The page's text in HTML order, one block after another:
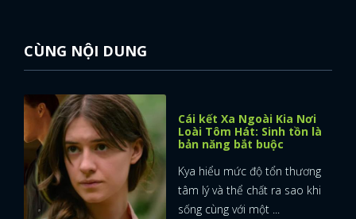
CÙNG NỘI DUNG
Cái kết Xa Ngoài Kia Nơi
Loài Tôm Hát: Sinh tồn là
bản năng bắt buộc
Kya hiểu mức độ tổn thương
tâm lý và thể chất ra sao khi
sống cùng với một ...